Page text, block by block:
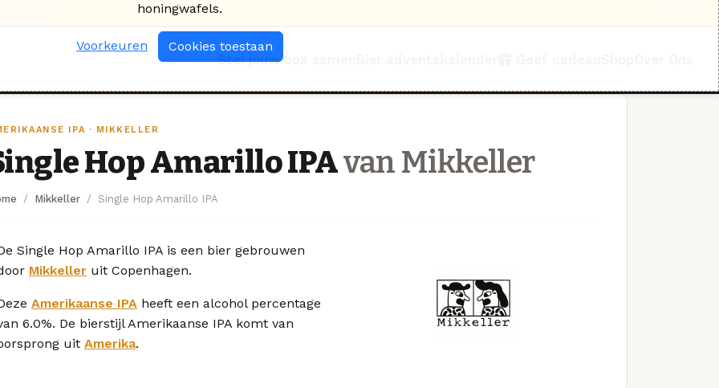
Stel jouw box samen
IPA · MIKKELLER
Hop Amarillo IPAvan Mikkeller
Mikkeller Single Hop Amarillo IPA
Single Hop Amarillo IPA is een bier gebrouwen
Mikkeller uit Copenhagen.
Amerikaanse IPA heeft een alcohol percentage
6.0%. De bierstijl Amerikaanse IPA komt van
uit Amerika.
honingwafels.
Voorkeuren Cookies toestaan